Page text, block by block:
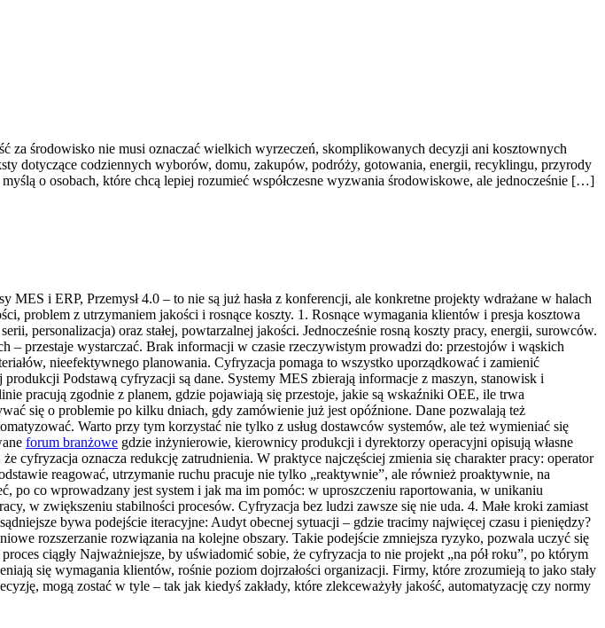
za środowisko nie musi oznaczać wielkich wyrzeczeń, skomplikowanych decyzji ani kosztownych
dotyczące codziennych wyborów, domu, zakupów, podróży, gotowania, energii, recyklingu, przyrody
o osobach, które chcą lepiej rozumieć współczesne wyzwania środowiskowe, ale jednocześnie […]
i ERP, Przemysł 4.0 – to nie są już hasła z konferencji, ale konkretne projekty wdrażane w halach
problem z utrzymaniem jakości i rosnące koszty. 1. Rosnące wymagania klientów i presja kosztowa
personalizacja) oraz stałej, powtarzalnej jakości. Jednocześnie rosną koszty pracy, energii, surowców.
– przestaje wystarczać. Brak informacji w czasie rzeczywistym prowadzi do: przestojów i wąskich
nieefektywnego planowania. Cyfryzacja pomaga to wszystko uporządkować i zamienić
Podstawą cyfryzacji są dane. Systemy MES zbierają informacje z maszyn, stanowisk i
pracują zgodnie z planem, gdzie pojawiają się przestoje, jakie są wskaźniki OEE, ile trwa
się o problemie po kilku dniach, gdy zamówienie już jest opóźnione. Dane pozwalają też
Warto przy tym korzystać nie tylko z usług dostawców systemów, ale też wymieniać się
forum branżowe gdzie inżynierowie, kierownicy produkcji i dyrektorzy operacyjni opisują własne
cyfryzacja oznacza redukcję zatrudnienia. W praktyce najczęściej zmienia się charakter pracy: operator
reagować, utrzymanie ruchu pracuje nie tylko „reaktywnie”, ale również proaktywnie, na
co wprowadzany jest system i jak ma im pomóc: w uproszczeniu raportowania, w unikaniu
w zwiększeniu stabilności procesów. Cyfryzacja bez ludzi zawsze się nie uda. 4. Małe kroki zamiast
bywa podejście iteracyjne: Audyt obecnej sytuacji – gdzie tracimy najwięcej czasu i pieniędzy?
rozszerzanie rozwiązania na kolejne obszary. Takie podejście zmniejsza ryzyko, pozwala uczyć się
ciągły Najważniejsze, by uświadomić sobie, że cyfryzacja to nie projekt „na pół roku”, po którym
się wymagania klientów, rośnie poziom dojrzałości organizacji. Firmy, które zrozumieją to jako stały
mogą zostać w tyle – tak jak kiedyś zakłady, które zlekceważyły jakość, automatyzację czy normy